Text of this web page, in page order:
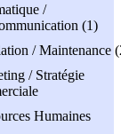
/
(1)
/ Maintenance
/ Stratégie
Humaines